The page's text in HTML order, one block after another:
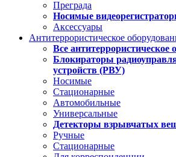
Преграда
Носимые
Аксессуары
Антитеррористическое
Все антитеррористическое
Блокираторы
устройств (РВУ)
Носимые
Стационарные
Автомобильные
Универсальные
Детекторы взрывчатых
Ручные
Стационарные